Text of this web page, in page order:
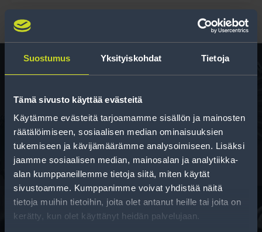
Suostumus Yksityiskohdat Tietoja
Tämä sivusto käyttää evästeitä
Käytämme evästeitä tarjoamamme sisällön ja mainosten
räätälöimiseen, sosiaalisen median ominaisuuksien
tukemiseen ja kävijämäärämme analysoimiseen. Lisäksi
jaamme sosiaalisen median, mainosalan ja analytiikka-
alan kumppaneillemme tietoja siitä, miten käytät
sivustoamme. Kumppanimme voivat yhdistää näitä
tietoja muihin tietoihin, joita olet antanut heille tai joita on
kerätty, kun olet käyttänyt heidän palvelujaan.
Rengas­laskuri
Auttaa sinua valitsemaan oikean kokoisen renkaan,
kun vaihdat rengaskokoa.